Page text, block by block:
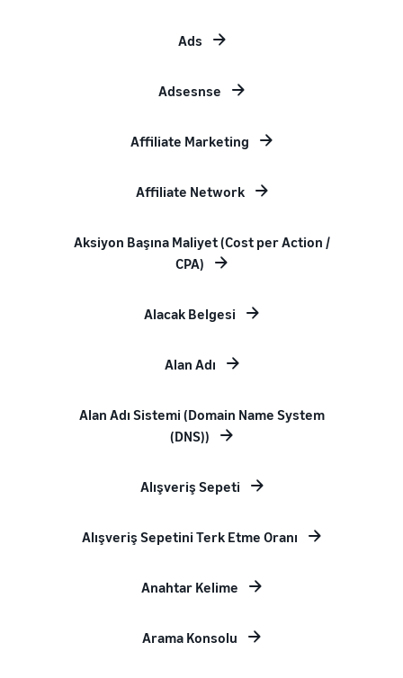
Ads
Adsesnse
Affiliate Marketing
Affiliate Network
Aksiyon Başına Maliyet (Cost per Action /
CPA)
Alacak Belgesi
Alan Adı
Alan Adı Sistemi (Domain Name System
(DNS))
Alışveriş Sepeti
Alışveriş Sepetini Terk Etme Oranı
Anahtar Kelime
Arama Konsolu